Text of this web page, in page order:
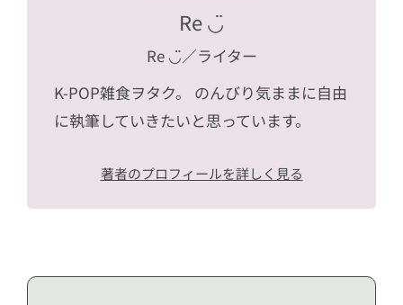
Re ◡̈
Re ◡̈／ライター
K-POP雑食ヲタク。 のんびり気ままに自由
に執筆していきたいと思っています。
著者のプロフィールを詳しく見る